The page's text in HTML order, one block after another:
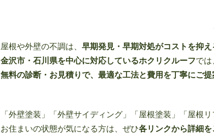
屋根や外壁の不調は、 早期発見・早期対処がコストを抑え
金沢市・石川県を中心に対応しているホクリクルーフでは
無料の診断・お見積りで、最適な工法と費用を丁寧にご提
「外壁塗装」「外壁サイディング」「屋根塗装」「屋根
お住まいの状態が気になる方は、ぜひ各リンクから詳細